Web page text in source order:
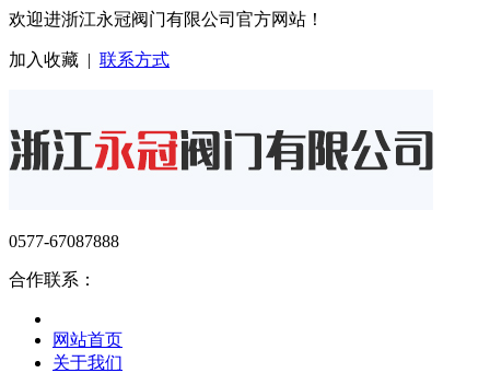
欢迎进浙江永冠阀门有限公司官方网站！
加入收藏 | 联系方式
0577-67087888
合作联系：
网站首页
关于我们